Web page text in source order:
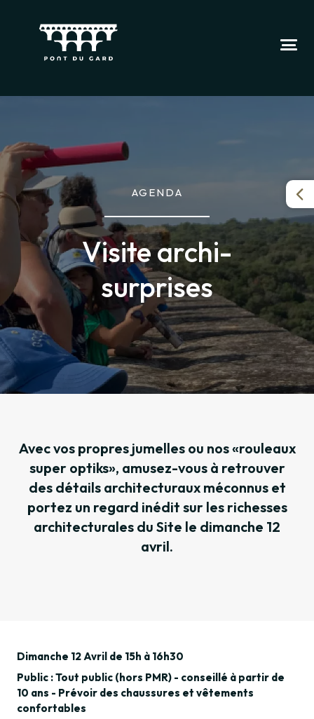
AGENDA
Visite archi-
surprises
Avec vos propres jumelles ou nos «rouleaux
super optiks», amusez-vous à retrouver
des détails architecturaux méconnus et
portez un regard inédit sur les richesses
architecturales du Site le dimanche 12
avril.
Dimanche 12 Avril de 15h à 16h30
Public : Tout public (hors PMR) - conseillé à partir de
10 ans - Prévoir des chaussures et vêtements
confortables